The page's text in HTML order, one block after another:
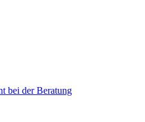
bei der Beratung